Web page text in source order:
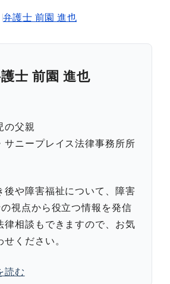
弁護士 前園 進也
士 前園 進也
の父親
サニープレイス法律事務所所
後や障害福祉について、障害
視点から役立つ情報を発信
律相談もできますので、お気
ください。
読む